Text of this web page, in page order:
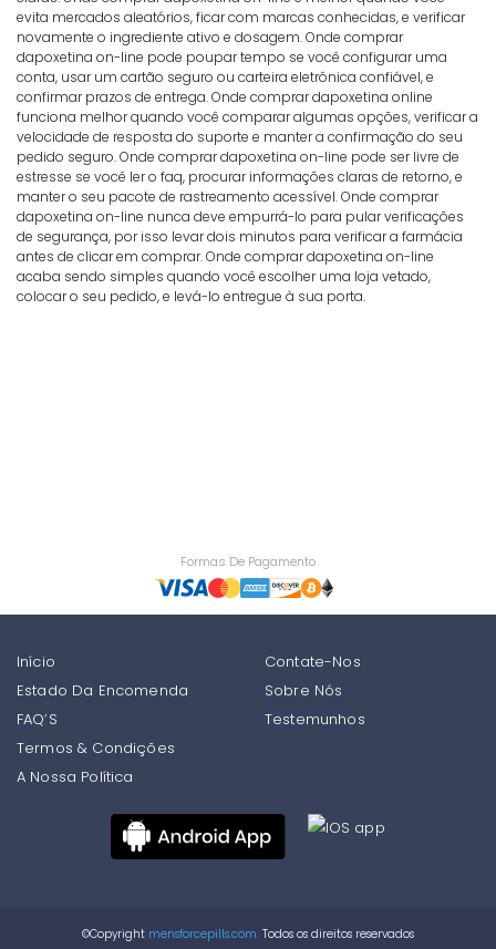
evita mercados aleatórios, ficar com marcas conhecidas, e verificar
novamente o ingrediente ativo e dosagem. Onde comprar
dapoxetina on-line pode poupar tempo se você configurar uma
conta, usar um cartão seguro ou carteira eletrônica confiável, e
confirmar prazos de entrega. Onde comprar dapoxetina online
funciona melhor quando você comparar algumas opções, verificar a
velocidade de resposta do suporte e manter a confirmação do seu
pedido seguro. Onde comprar dapoxetina on-line pode ser livre de
estresse se você ler o faq, procurar informações claras de retorno, e
manter o seu pacote de rastreamento acessível. Onde comprar
dapoxetina on-line nunca deve empurrá-lo para pular verificações
de segurança, por isso levar dois minutos para verificar a farmácia
antes de clicar em comprar. Onde comprar dapoxetina on-line
acaba sendo simples quando você escolher uma loja vetado,
colocar o seu pedido, e levá-lo entregue à sua porta.
Formas De Pagamento
Início
Estado Da Encomenda
FAQ’S
Contate-Nos
Sobre Nós
Testemunhos
Termos & Condições
A Nossa Política
©Copyright mensforcepills.com. Todos os direitos reservados